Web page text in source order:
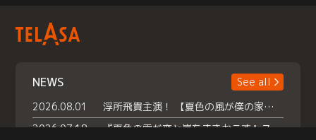
NEWS
See all
2026.08.01
浮所飛貴主演！ 【夏色の風が僕の家にやってきた】 本日よりテラサで独占配信スタート！
2026.07.18
『夏色の雲が恋と嵐をまきおこす』スペシャルメイキング 【Part1】2026年７月18日（土）23時30分～配信スタート！話題のシーンの裏側を大公開！豪華キャスト大集合！ 『武宮家 真夏の家族会議』開催！